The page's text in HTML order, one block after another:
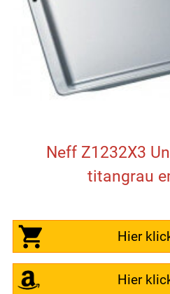
Neff Z1232X3
titangrau
Hier
Hier